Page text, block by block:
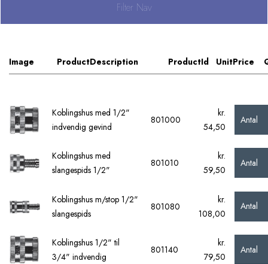
Filter Nav
Image ProductDescription ProductId UnitPrice
Koblingshus med 1/2"
indvendig gevind
801000
kr.
54,50
Antal
Koblingshus med
slangespids 1/2"
801010
kr.
59,50
Antal
Koblingshus m/stop 1/2"
slangespids
801080
kr.
108,00
Antal
Koblingshus 1/2" til
3/4" indvendig
801140
kr.
79,50
Antal